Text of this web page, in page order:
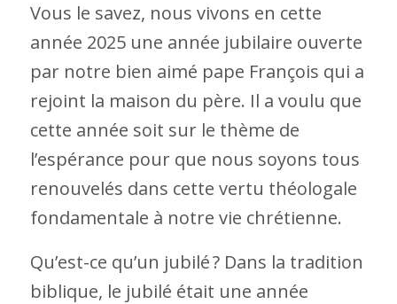
Vous le savez, nous vivons en cette
année 2025 une année jubilaire ouverte
par notre bien aimé pape François qui a
rejoint la maison du père. Il a voulu que
cette année soit sur le thème de
l’espérance pour que nous soyons tous
renouvelés dans cette vertu théologale
fondamentale à notre vie chrétienne.
Qu’est-ce qu’un jubilé ? Dans la tradition
biblique, le jubilé était une année